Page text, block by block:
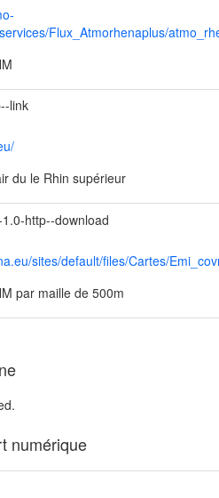
Flux_Atmorhenaplus/
link
du le Rhin supérieur
http--download
sites/default/files/Cartes/
par maille de 500m
numérique